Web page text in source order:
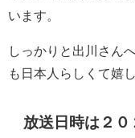
います。
しっかりと出川さん
も日本人らしくて嬉
放送日時は２